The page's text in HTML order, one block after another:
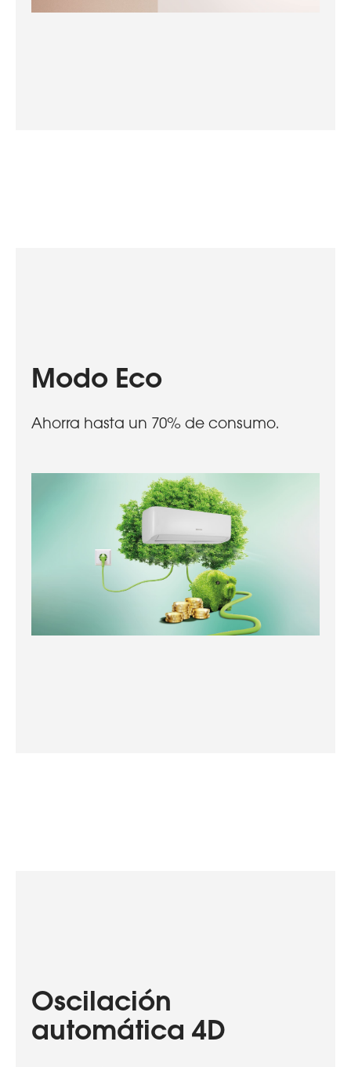
Modo Eco
Ahorra hasta un 70% de consumo.
Oscilación
automática 4D